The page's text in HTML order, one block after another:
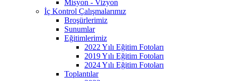
Misyon - Vizyon
İç Kontrol Çalışmalarımız
Broşürlerimiz
Sunumlar
Eğitimlerimiz
2022 Yılı Eğitim Fotoları
2019 Yılı Eğitim Fotoları
2024 Yılı Eğitim Fotoları
Toplantılar